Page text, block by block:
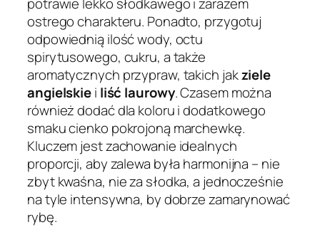
ostrego charakteru. Ponadto, przygotuj
odpowiednią ilość wody, octu
spirytusowego, cukru, a także
aromatycznych przypraw, takich jakziele
angielskiei liść laurowy. Czasem można
również dodać dla koloru i dodatkowego
smaku cienko pokrojoną marchewkę.
Kluczem jest zachowanie idealnych
proporcji, aby zalewa była harmonijna – nie
zbyt kwaśna, nie za słodka, a jednocześnie
na tyle intensywna, by dobrze zamarynować
rybę.